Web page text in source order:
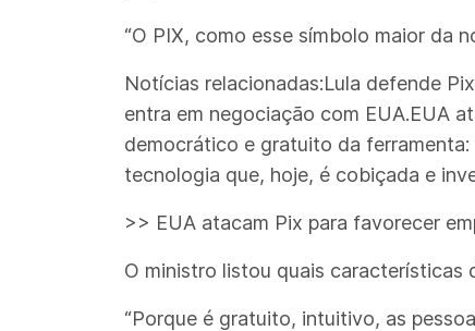
“O PIX, como esse símbolo maior da
Notícias relacionadas:Lula defende
entra em negociação com EUA.EUA
democrático e gratuito da
tecnologia que, hoje, é cobiçada e
>> EUA atacam Pix para favorecer
O ministro listou quais características
“Porque é gratuito, intuitivo, as